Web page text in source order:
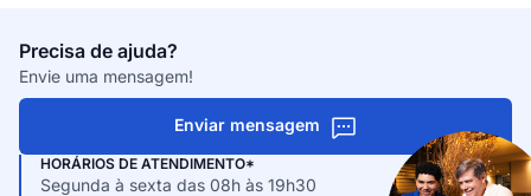
Precisa de ajuda?
Envie uma mensagem!
Enviar mensagem
HORÁRIOS DE ATENDIMENTO*
Segunda à sexta das 08h às 19h30